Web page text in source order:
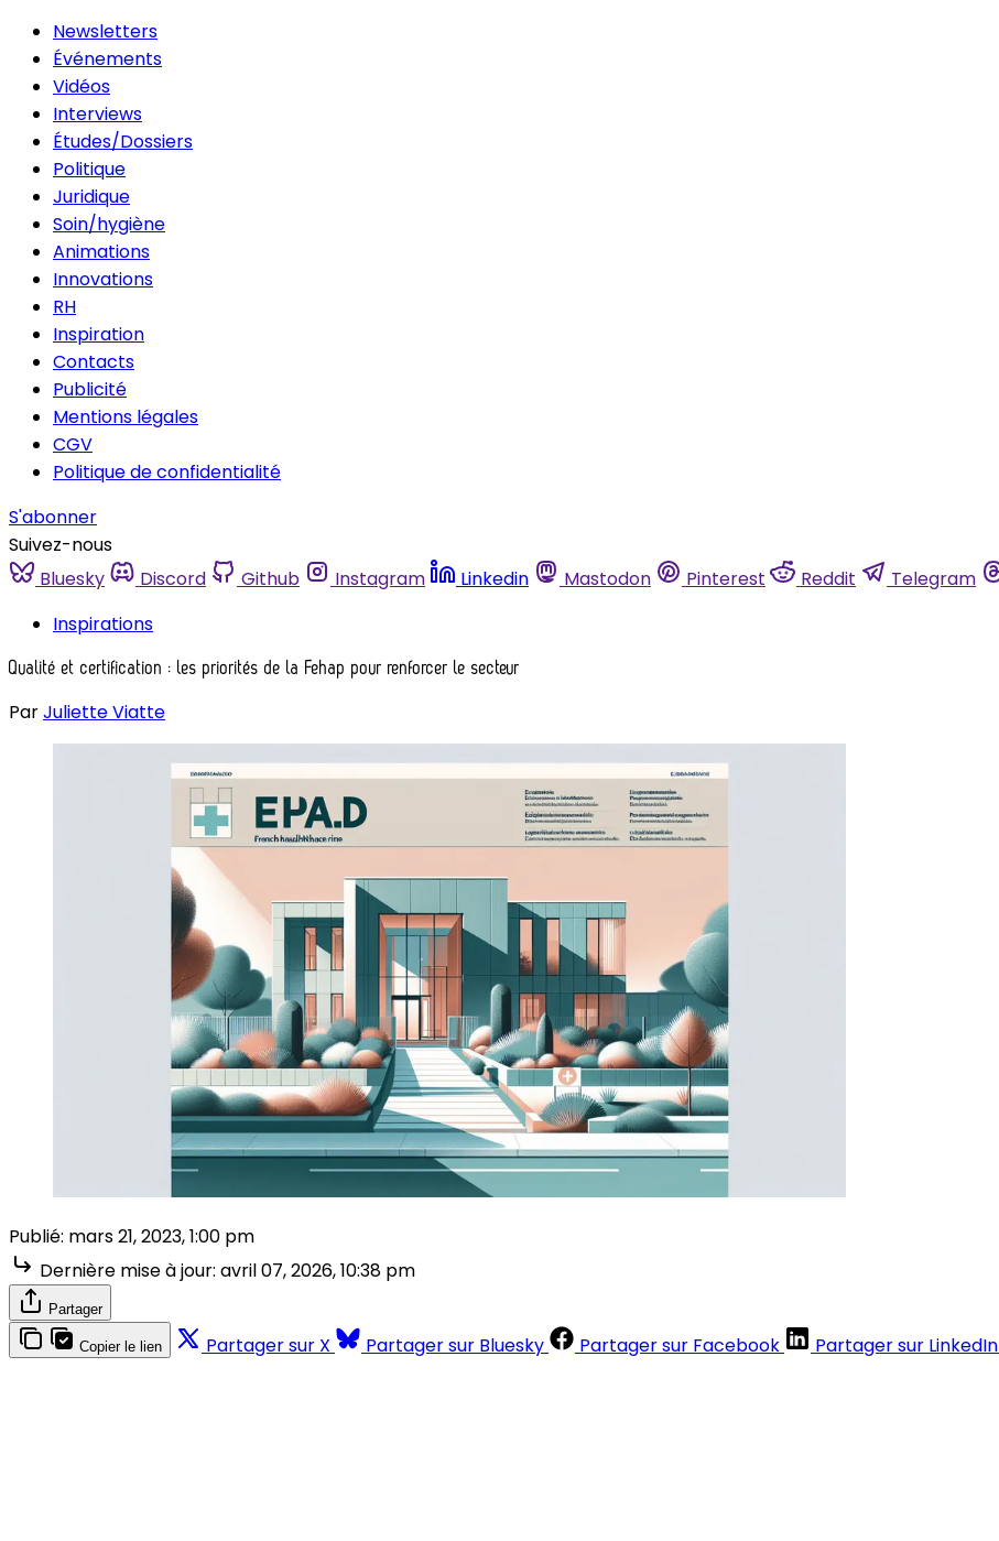
Newsletters
Événements
Vidéos
Interviews
Études/Dossiers
Politique
Juridique
Soin/hygiène
Animations
Innovations
RH
Inspiration
Contacts
Publicité
Mentions légales
CGV
Politique de confidentialité
S'abonner
Suivez-nous
Bluesky
Discord Github Instagram Linkedin Mastodon Pinterest Reddit Telegram
Inspirations
Qualité et certification : les priorités de la Fehap pour renforcer le secteur
ParJuliette Viatte
Publié: mars 21, 2023, 1:00 pm
Dernière mise à jour: avril 07, 2026, 10:38 pm
Partager
Copier le lien Partager sur X Partager sur Bluesky Partager sur Facebook Partager sur LinkedIn